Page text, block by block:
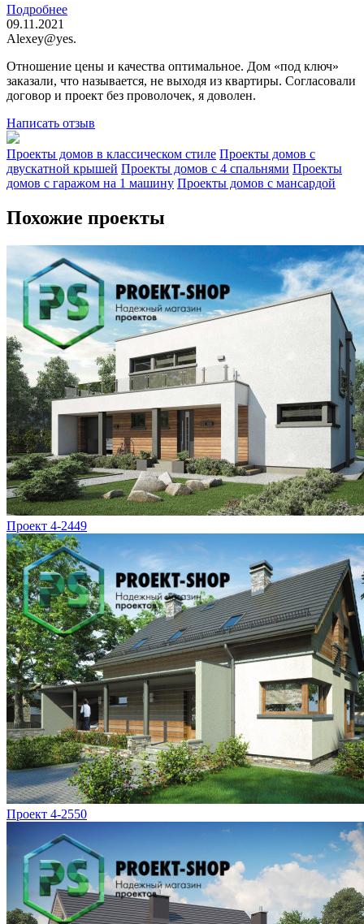
Подробнее
09.11.2021
Alexey@yes.
Отношение цены и качества оптимальное. Дом «под ключ»
заказали, что называется, не выходя из квартиры. Согласовали
договор и проект без проволочек, я доволен.
Написать отзыв
Проекты домов в классическом стиле Проекты домов с
двускатной крышей Проекты домов с 4 спальнями Проекты
домов с гаражом на 1 машину Проекты домов с мансардой
Похожие проекты
Проект 4-2449
Проект 4-2550